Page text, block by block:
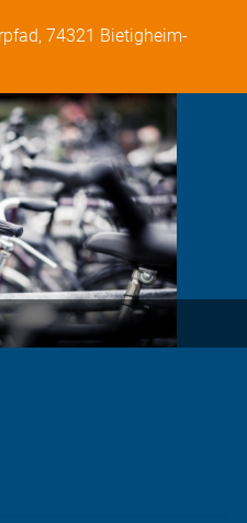
74321 Bietigheim-